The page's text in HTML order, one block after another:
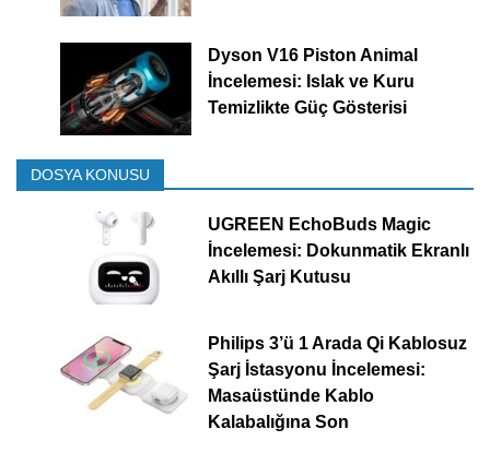
Dyson V16 Piston Animal
İncelemesi: Islak ve Kuru
Temizlikte Güç Gösterisi
DOSYA KONUSU
UGREEN EchoBuds Magic
İncelemesi: Dokunmatik Ekranlı
Akıllı Şarj Kutusu
Philips 3’ü 1 Arada Qi Kablosuz
Şarj İstasyonu İncelemesi:
Masaüstünde Kablo
Kalabalığına Son